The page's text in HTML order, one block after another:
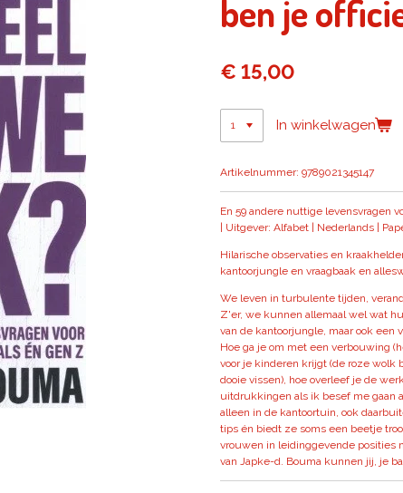
ben je
€ 15,00
In winkelwagen
Artikelnummer: 9789021345147
En 59 andere nuttige levensvragen
Uitgever: Alfabet | Nederlands |
Hilarische observaties en
kantoorjungle en vraagbaak en
We leven in turbulente tijden,
Z'er, we kunnen allemaal wel wat
van de kantoorjungle, maar ook een
Hoe ga je om met een verbouwing
voor je kinderen krijgt (de roze wolk
dooie vissen), hoe overleef je de
uitdrukkingen als ik besef me gaan
alleen in de kantoortuin, ook
tips én biedt ze soms een beetje
vrouwen in leidinggevende posities
van Japke-d. Bouma kunnen jij, je